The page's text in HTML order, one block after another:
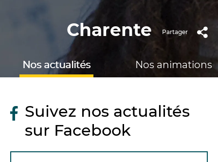
Charente Partager
Nos actualités Nos animations
Suivez nos actualités
sur Facebook